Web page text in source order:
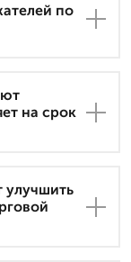
по
на срок
улучшить